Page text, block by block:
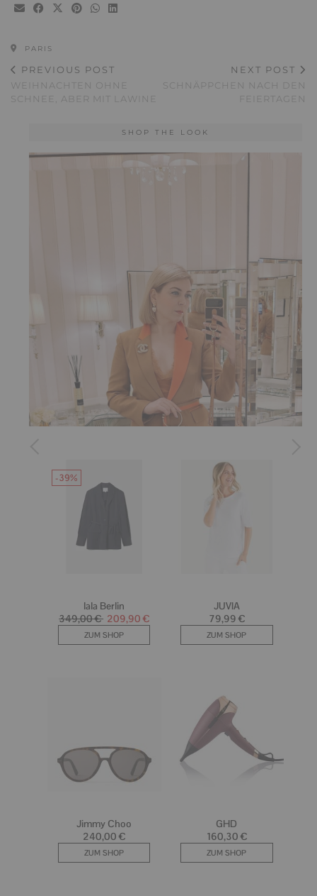
PARIS
PREVIOUS POST
WEIHNACHTEN OHNE
SCHNEE, ABER MIT LAWINE
NEXT POST
SCHNÄPPCHEN NACH DEN
FEIERTAGEN
SHOP THE LOOK